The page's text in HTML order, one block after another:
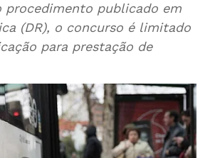
procedimento publicado em
(DR), o concurso é limitado
para prestação de